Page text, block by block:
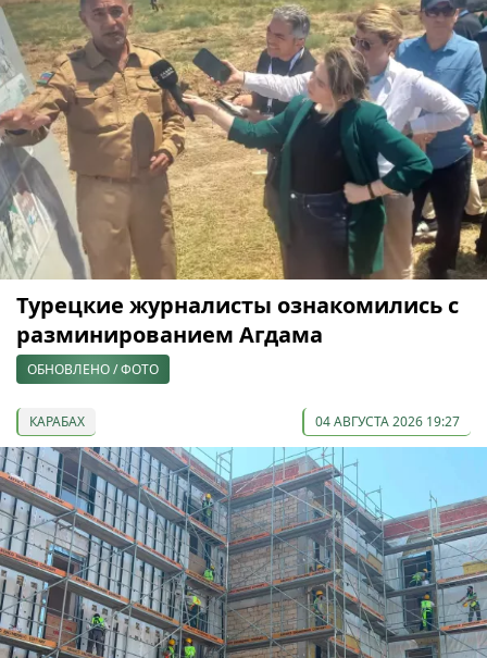
Турецкие журналисты ознакомились с
разминированием Агдама
ОБНОВЛЕНО / ФОТО
КАРАБАХ 04 АВГУСТА 2026 19:27